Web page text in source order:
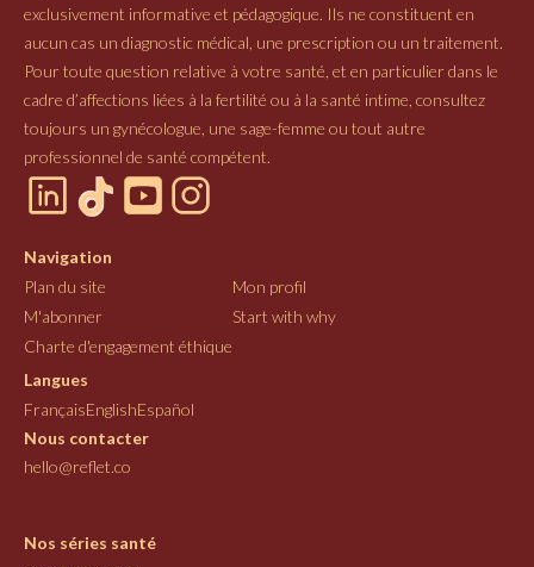
exclusivement informative et pédagogique. Ils ne constituent en
aucun cas un diagnostic médical, une prescription ou un traitement.
Pour toute question relative à votre santé, et en particulier dans le
cadre d’affections liées à la fertilité ou à la santé intime, consultez
toujours un gynécologue, une sage-femme ou tout autre
professionnel de santé compétent.
Navigation
Plan du site
Mon profil
M'abonner
Start with why
Charte d'engagement éthique
Langues
FrançaisEnglishEspañol
Nous contacter
hello@reflet.co
Nos séries santé